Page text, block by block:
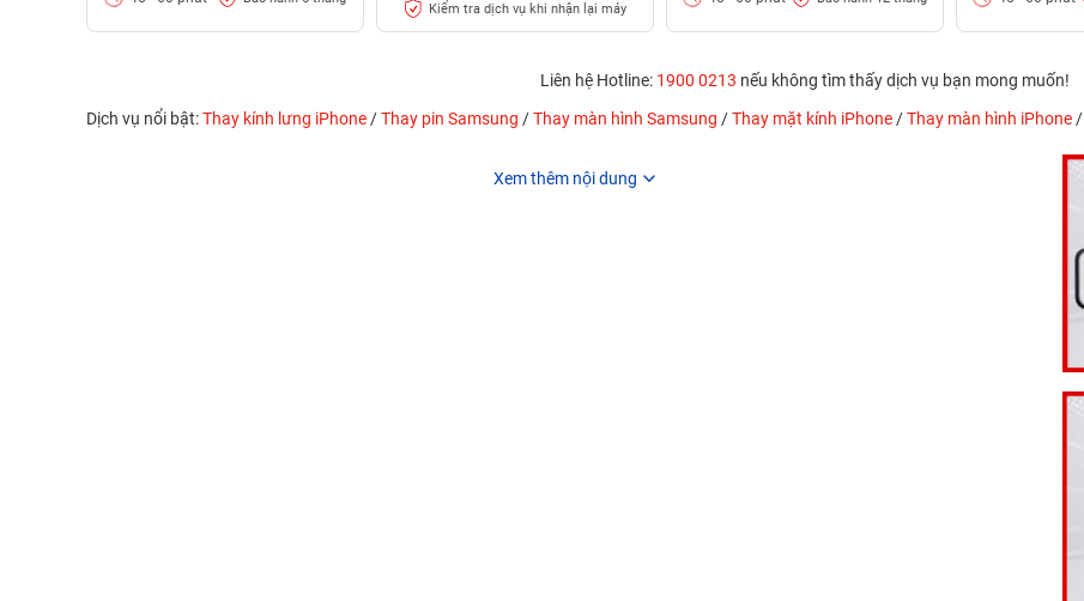
Kiểm tra dịch vụ khi nhận lại máy
Liên hệ Hotline: 1900 0213 nếu không tìm thấy dịch vụ bạn mong muốn!
Dịch vụ nổi bật:Thay kính lưng iPhone /Thay pin Samsung /Thay màn hình Samsung /Thay mặt kính iPhone /Thay màn hình iPhone /
Xem thêm nội dung